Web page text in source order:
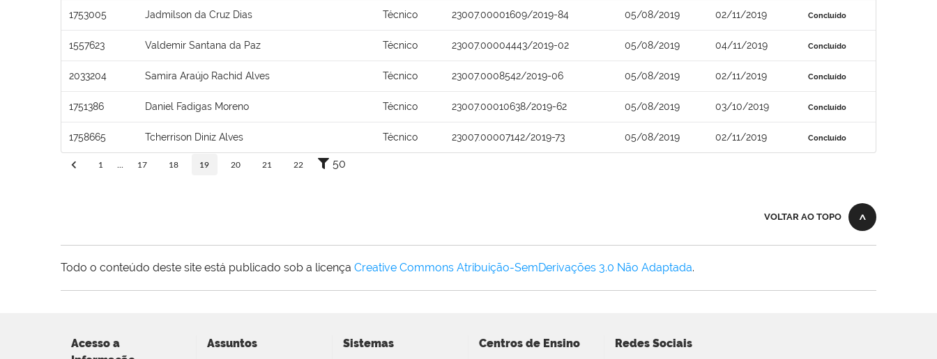
1753005 Jadmilson da Cruz Dias Técnico 23007.00001609/2019-84 05/08/2019 02/11/2019 Concluído
1557623 Valdemir Santana da Paz Técnico 23007.00004443/2019-02 05/08/2019 04/11/2019 Concluído
2033204 Samira Araújo Rachid Alves Técnico 23007.0008542/2019-06 05/08/2019 02/11/2019 Concluído
1751386 Daniel Fadigas Moreno Técnico 23007.00010638/2019-62 05/08/2019 03/10/2019 Concluído
1758665 Tcherrison Diniz Alves Técnico 23007.00007142/2019-73 05/08/2019 02/11/2019 Concluído
1 17 18 19 20 21 22 50
VOLTAR AO TOPO
Todo o conteúdo deste site está publicado sob a licença Creative Commons Atribuição-SemDerivações 3.0 Não Adaptada.
Acesso a
Assuntos Sistemas Centros de Ensino Redes Sociais